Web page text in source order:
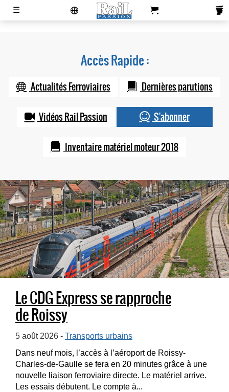
laviedurail.com
☰
Accès Rapide :
Actualités Ferroviaires Dernières parutions
Vidéos Rail Passion S'abonner
Inventaire matériel moteur 2018
Le CDG Express se rapproche
de Roissy
5 août 2026 - Transports urbains
Dans neuf mois, l’accès à l’aéroport de Roissy-
Charles-de-Gaulle se fera en 20 minutes grâce à une
nouvelle liaison ferroviaire directe. Le matériel arrive.
Les essais débutent. Le compte à...